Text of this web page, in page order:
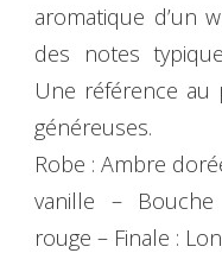
aromatique d’un
des notes
Une référence
généreuses.
Robe : Ambre
vanille –
rouge – Finale :